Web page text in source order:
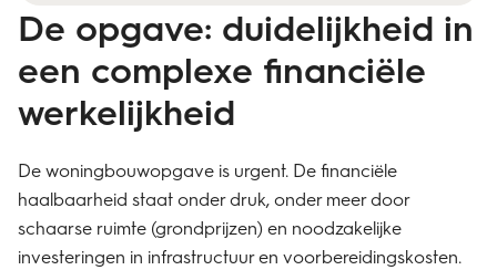
De opgave: duidelijkheid in
een complexe financiële
werkelijkheid
De woningbouwopgave is urgent. De financiële
haalbaarheid staat onder druk, onder meer door
schaarse ruimte (grondprijzen) en noodzakelijke
investeringen in infrastructuur en voorbereidingskosten.